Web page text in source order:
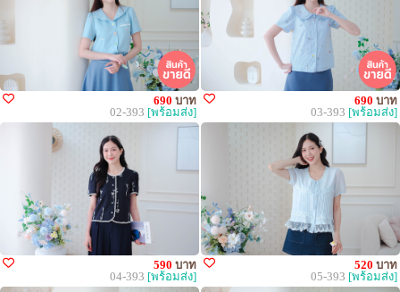
690 บาท
02-393 [พร้อมส่ง]
690 บาท
03-393 [พร้อมส่ง]
590 บาท
04-393 [พร้อมส่ง]
520 บาท
05-393 [พร้อมส่ง]